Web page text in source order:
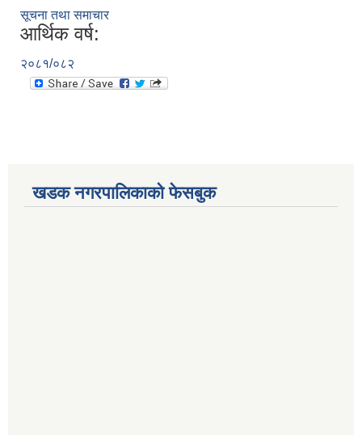
सूचना तथा समाचार
आर्थिक वर्ष:
२०८१/०८२
खडक नगरपालिकाको फेसबुक